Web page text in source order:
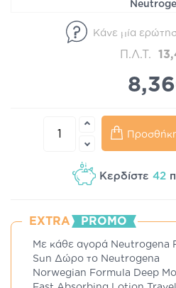
Κάνε μία
Π.Λ.Τ.
Κερδίστε 42
EXTRA PROMO
Με κάθε αγορά Neutrogena
Sun Δώρο το Neutrogena
Norwegian Formula Deep